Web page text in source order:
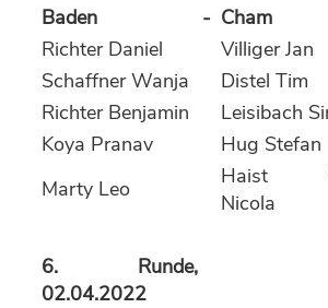
Baden
- Cham
Richter Daniel
Villiger Jan
Schaffner Wanja
Distel Tim
Richter Benjamin
Leisibach
Koya Pranav
Hug Stefan
Marty Leo
Haist
Nicola
6. Runde,
02.04.2022